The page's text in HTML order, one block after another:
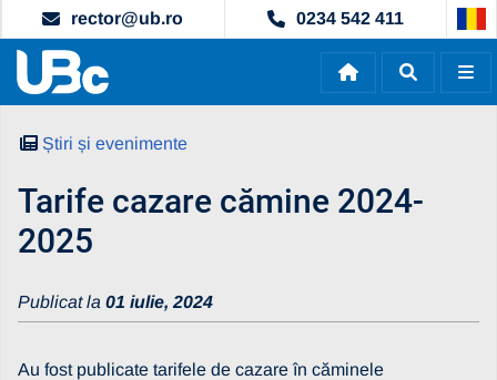
rector@ub.ro 0234 542 411
Știri și evenimente
Tarife cazare cămine 2024-
2025
Publicat la 01 iulie, 2024
Au fost publicate tarifele de cazare în căminele